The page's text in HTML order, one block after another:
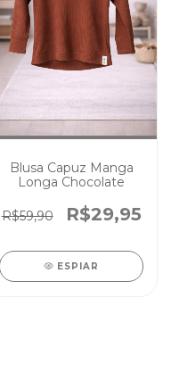
Blusa Capuz Manga
Longa Chocolate
R$59,90 R$29,95
ESPIAR